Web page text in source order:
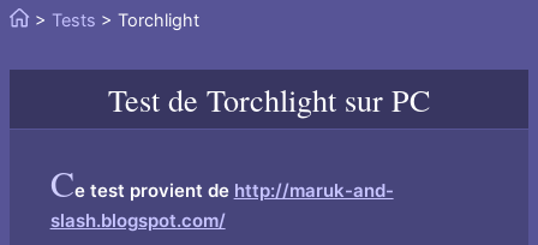
Vous
> Tests > Torchlight
Test de Torchlight sur PC
Ce test provient de http://maruk-and-
slash.blogspot.com/